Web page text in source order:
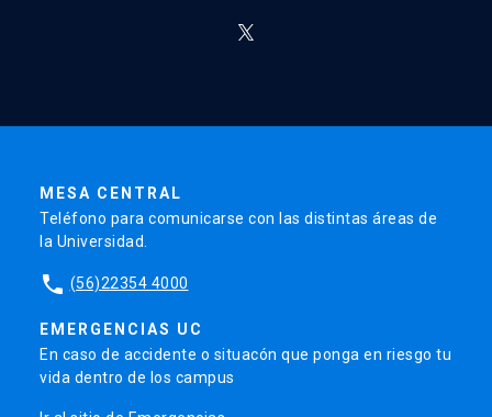
MESA CENTRAL
Teléfono para comunicarse con las distintas áreas de
la Universidad.
phone (56)22354 4000
EMERGENCIAS UC
En caso de accidente o situacón que ponga en riesgo tu
vida dentro de los campus